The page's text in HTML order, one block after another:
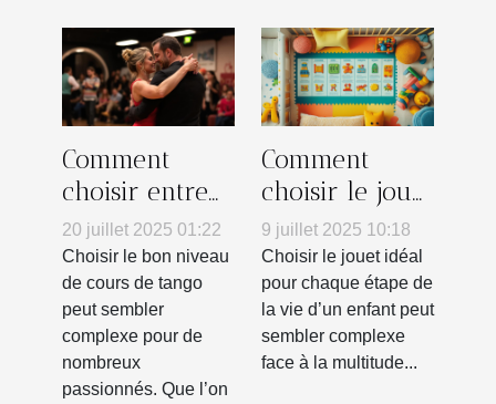
Comment
choisir entre
un cours
débutant ou
intermédiaire
en tango ?
20 juillet 2025 01:22
Choisir le bon niveau
de cours de tango
peut sembler
complexe pour de
nombreux
passionnés. Que l’on
Comment
choisir le jouet
parfait pour
chaque âge ?
9 juillet 2025 10:18
Choisir le jouet idéal
pour chaque étape de
la vie d’un enfant peut
sembler complexe
face à la multitude...